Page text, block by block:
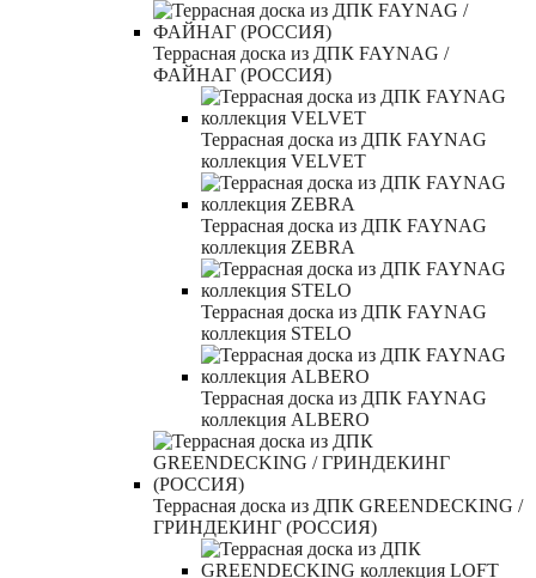
Террасная доска из ДПК FAYNAG /
ФАЙНАГ (РОССИЯ)
Террасная доска из ДПК FAYNAG
коллекция VELVET
Террасная доска из ДПК FAYNAG
коллекция ZEBRA
Террасная доска из ДПК FAYNAG
коллекция STELO
Террасная доска из ДПК FAYNAG
коллекция ALBERO
Террасная доска из ДПК GREENDECKING /
ГРИНДЕКИНГ (РОССИЯ)